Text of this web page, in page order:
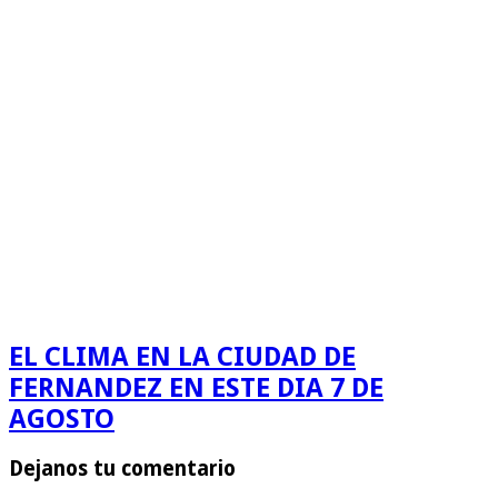
EL CLIMA EN LA CIUDAD DE
FERNANDEZ EN ESTE DIA 7 DE
AGOSTO
Dejanos tu comentario